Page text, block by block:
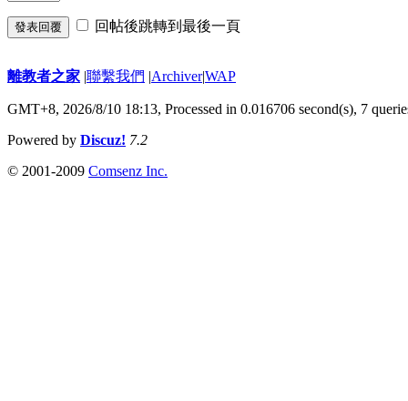
發表回覆 回帖後跳轉到最後一頁
離教者之家 |聯繫我們 |Archiver|WAP
GMT+8, 2026/8/10 18:13, Processed in 0.016706 second(s), 7
Powered by Discuz! 7.2
© 2001-2009 Comsenz Inc.